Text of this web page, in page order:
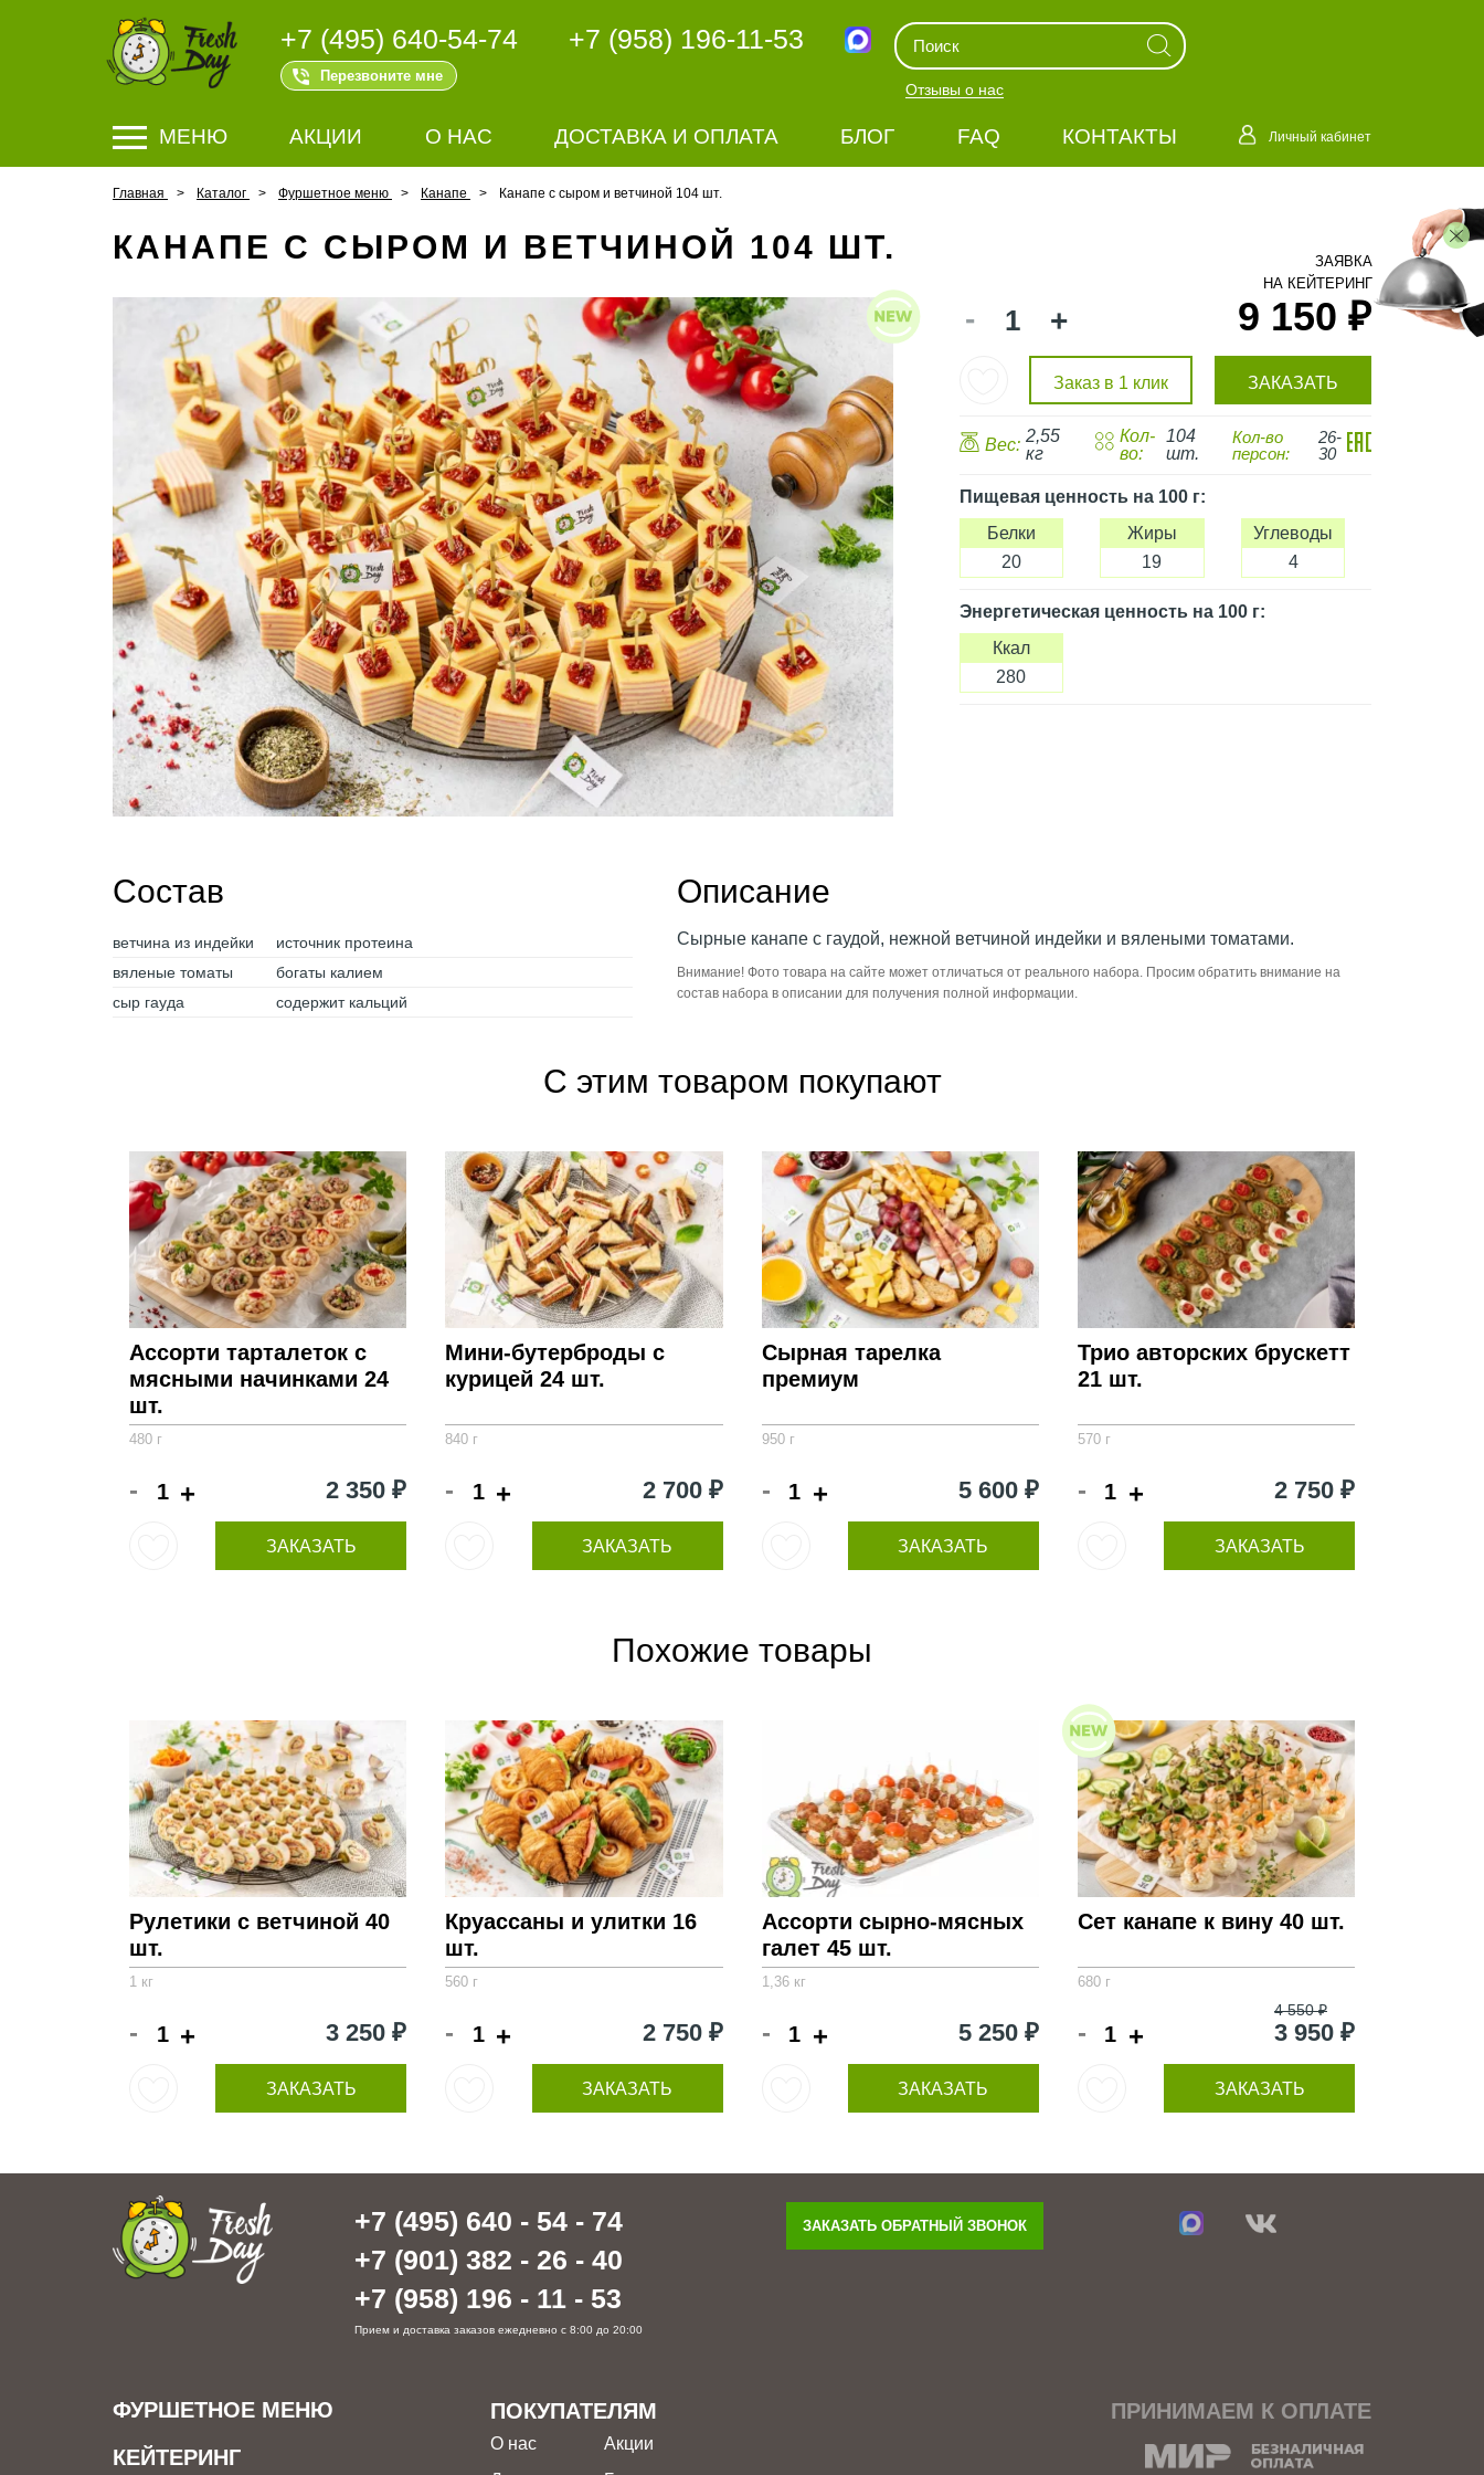
+7 (495) 640-54-74
Перезвоните мне
+7 (958) 196-11-53
Отзывы о нас
МЕНЮ АКЦИИ О НАС ДОСТАВКА И ОПЛАТА БЛОГ FAQ КОНТАКТЫ Личный кабинет
Главная Каталог Фуршетное меню Канапе Канапе с сыром и ветчиной 104 шт.
КАНАПЕ С СЫРОМ И ВЕТЧИНОЙ 104 ШТ.
- + 9 150 ₽
Заказ в 1 клик ЗАКАЗАТЬ
Вес: 2,55
кг
Кол-
во:
104
шт.
Кол-во
персон:
26-
30
Пищевая ценностьна 100 г:
Белки
20
Жиры
19
Углеводы
4
Энергетическая ценностьна 100 г:
Ккал
280
Состав
ветчина из индейки
источник протеина
вяленые томаты
богаты калием
сыр гауда
содержит кальций
Описание
Сырные канапе с гаудой, нежной ветчиной индейки и вялеными томатами.
Внимание! Фото товара на сайте может отличаться от реального набора. Просим обратить внимание на
состав набора в описании для получения полной информации.
С этим товаром покупают
Ассорти тарталеток с
мясными начинками 24
шт.
480 г
- + 2 350 ₽
ЗАКАЗАТЬ
Мини-бутерброды с
курицей 24 шт.
840 г
- + 2 700 ₽
ЗАКАЗАТЬ
Сырная тарелка
премиум
950 г
- + 5 600 ₽
ЗАКАЗАТЬ
Трио авторских брускетт
21 шт.
570 г
- + 2 750 ₽
ЗАКАЗАТЬ
Похожие товары
Рулетики с ветчиной 40
шт.
1 кг
- + 3 250 ₽
ЗАКАЗАТЬ
Круассаны и улитки 16
шт.
560 г
- + 2 750 ₽
ЗАКАЗАТЬ
Ассорти сырно-мясных
галет 45 шт.
1,36 кг
- + 5 250 ₽
ЗАКАЗАТЬ
Сет канапе к вину 40 шт.
680 г
- +
4 550 ₽
3 950 ₽
ЗАКАЗАТЬ
+7 (495) 640 - 54 - 74
+7 (901) 382 - 26 - 40
+7 (958) 196 - 11 - 53
Прием и доставка заказов ежедневно с 8:00 до 20:00
ЗАКАЗАТЬ ОБРАТНЫЙ ЗВОНОК
ФУРШЕТНОЕ МЕНЮ
КЕЙТЕРИНГ
ПОКУПАТЕЛЯМ
О нас
Акции
ПРИНИМАЕМ К ОПЛАТЕ
ЗАЯВКА
НА КЕЙТЕРИНГ